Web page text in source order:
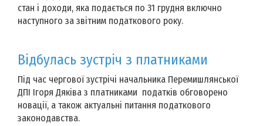
стан і доходи, яка подається по 31 грудня включно
наступного за звітним податкового року.
Відбулась зустріч з платниками
Під час чергової зустрічі начальника Перемишлянської
ДПІ Ігоря Дяківа з платниками податків обговорено
новації, а також актуальні питання податкового
законодавства.